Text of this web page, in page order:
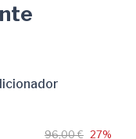
96,00 € 27%